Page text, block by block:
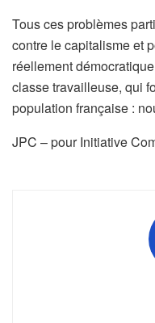
Tous ces problèmes
contre le capitalisme et
réellement
classe travailleuse, qui
population française :
JPC – pour Initiative